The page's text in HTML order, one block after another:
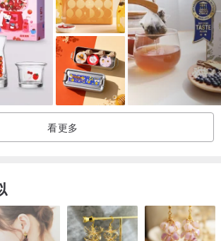
袋填裝，不需烹煮，可直接加入適當水量放於杯
，靜置3-5分後飲用。（可依個人口味增減水
孕期」、「哺乳期」中建議避免飲用。
看更多